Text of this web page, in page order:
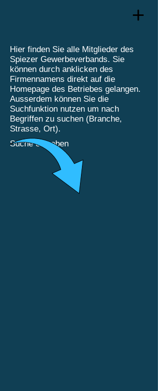
Hier finden Sie alle Mitglieder des
Spiezer Gewerbeverbands. Sie
können durch anklicken des
Firmennamens direkt auf die
Homepage des Betriebes gelangen.
Ausserdem können Sie die
Suchfunktion nutzen um nach
Begriffen zu suchen (Branche,
Strasse, Ort).
Suche eingeben